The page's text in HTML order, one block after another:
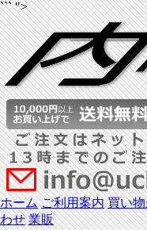
``` ">
ホーム ご利用案内 買い
わせ 業販